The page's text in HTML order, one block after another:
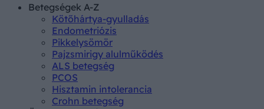
Betegségek A-Z
Kötőhártya-gyulladás
Endometriózis
Pikkelysömör
Pajzsmirigy alulműködés
ALS betegség
PCOS
Hisztamin intolerancia
Crohn betegség